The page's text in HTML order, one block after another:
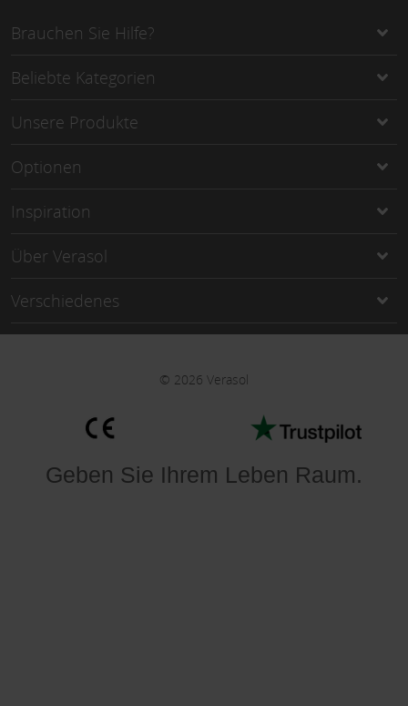
Brauchen Sie Hilfe?
Beliebte Kategorien
Unsere Produkte
Optionen
Inspiration
Über Verasol
Verschiedenes
© 2026 Verasol
Geben Sie Ihrem Leben Raum.